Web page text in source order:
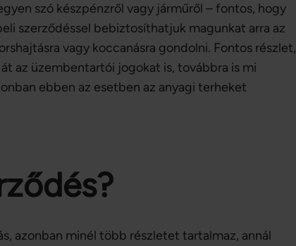
szó készpénzről vagy járműről – fontos, hogy
szerződéssel bebiztosíthatjuk magunkat arra az
vagy koccanásra gondolni. Fontos részlet,
az üzembentartói jogokat is, továbbra is mi
ebben az esetben az anyagi terheket
azonban minél több részletet tartalmaz, annál